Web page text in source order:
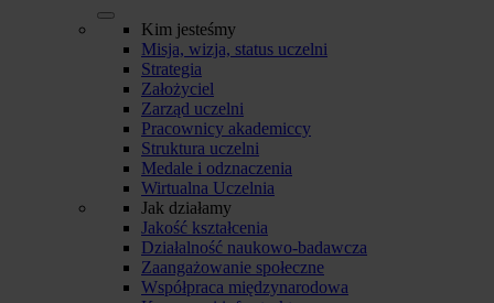
Kim jesteśmy
Misja, wizja, status uczelni
Strategia
Założyciel
Zarząd uczelni
Pracownicy akademiccy
Struktura uczelni
Medale i odznaczenia
Wirtualna Uczelnia
Jak działamy
Jakość kształcenia
Działalność naukowo-badawcza
Zaangażowanie społeczne
Współpraca międzynarodowa